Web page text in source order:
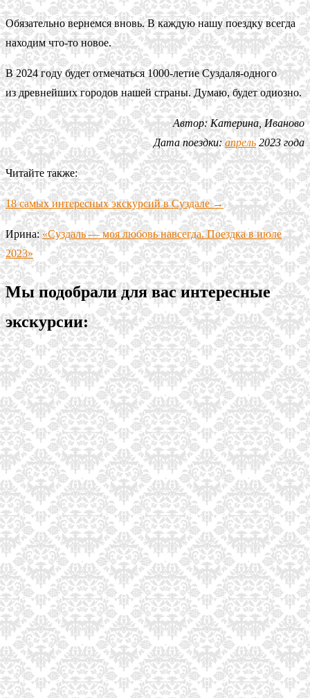
Обязательно вернемся вновь. В каждую нашу поездку всегда
находим что-то новое.
В 2024 году будет отмечаться 1000-летие Суздаля-одного
из древнейших городов нашей страны. Думаю, будет одиозно.
Автор: Катерина, Иваново
Дата поездки:апрель 2023 года
Читайте также:
18 самых интересных экскурсий в Суздале →
Ирина: «Суздаль — моя любовь навсегда. Поездка в июле
2023»
Мы подобрали для вас интересные
экскурсии: